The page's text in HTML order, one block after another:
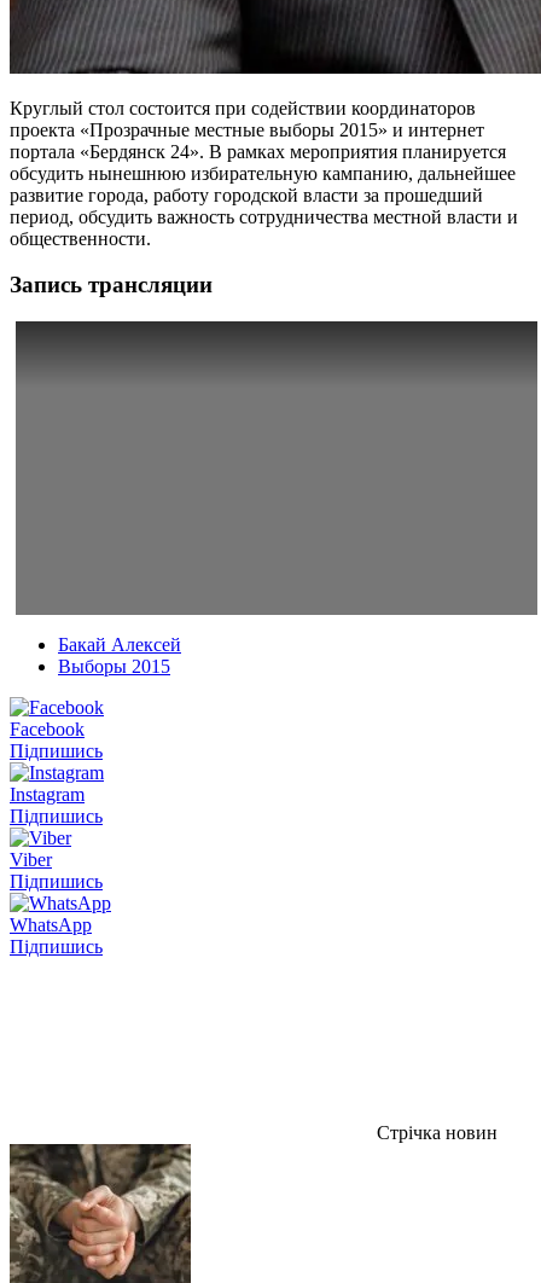
Круглый стол состоится при содействии координаторов
проекта «Прозрачные местные выборы 2015» и интернет
портала «Бердянск 24». В рамках мероприятия планируется
обсудить нынешнюю избирательную кампанию, дальнейшее
развитие города, работу городской власти за прошедший
период, обсудить важность сотрудничества местной власти и
общественности.
Запись трансляции
Бакай Алексей
Выборы 2015
Facebook
Підпишись
Instagram
Підпишись
Viber
Підпишись
WhatsApp
Підпишись
Стрічка новин